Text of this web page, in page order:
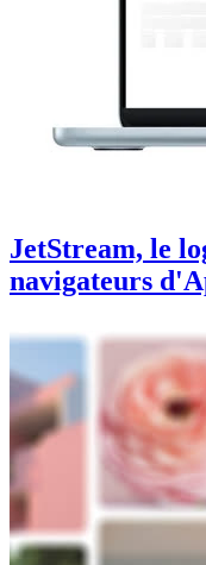
JetStream, le
navigateurs